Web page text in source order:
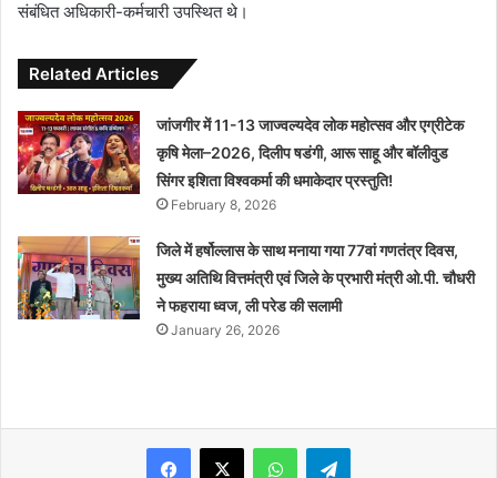
संबंधित अधिकारी-कर्मचारी उपस्थित थे।
Related Articles
जांजगीर में 11-13 जाज्वल्यदेव लोक महोत्सव और एग्रीटेक
कृषि मेला–2026, दिलीप षडंगी, आरू साहू और बॉलीवुड
सिंगर इशिता विश्वकर्मा की धमाकेदार प्रस्तुति!
February 8, 2026
जिले में हर्षोल्लास के साथ मनाया गया 77वां गणतंत्र दिवस,
मुख्य अतिथि वित्तमंत्री एवं जिले के प्रभारी मंत्री ओ.पी. चौधरी
ने फहराया ध्वज, ली परेड की सलामी
January 26, 2026
WhatsAppTelegram